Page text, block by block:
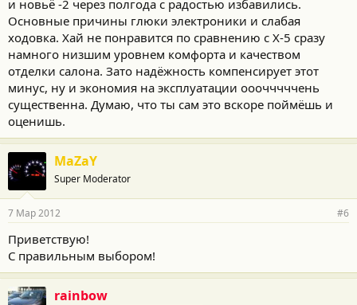
и новьё -2 через полгода с радостью избавились.
Основные причины глюки электроники и слабая
ходовка. Хай не понравится по сравнению с Х-5 сразу
намного низшим уровнем комфорта и качеством
отделки салона. Зато надёжность компенсирует этот
минус, ну и экономия на эксплуатации ооочччччень
существенна. Думаю, что ты сам это вскоре поймёшь и
оценишь.
MaZaY
Super Moderator
7 Мар 2012 #6
Приветствую!
С правильным выбором!
rainbow